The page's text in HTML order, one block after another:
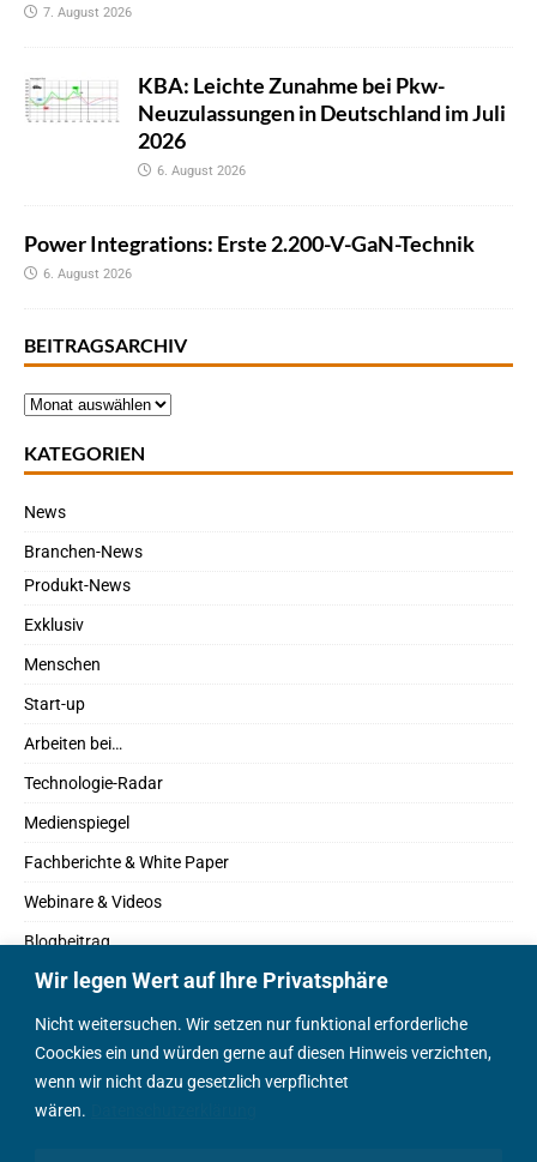
Wir legen Wert auf Ihre Privatsphäre
Nicht weitersuchen. Wir setzen nur funktional erforderliche
Coockies ein und würden gerne auf diesen Hinweis verzichten,
wenn wir nicht dazu gesetzlich verpflichtet
wären.
7. August 2026
KBA: Leichte Zunahme bei Pkw-
Neuzulassungen in Deutschland im Juli
2026
6. August 2026
Power Integrations: Erste 2.200-V-GaN-Technik
6. August 2026
BEITRAGSARCHIV
KATEGORIEN
News
Branchen-News
Produkt-News
Exklusiv
Menschen
Start-up
Arbeiten bei…
Technologie-Radar
Medienspiegel
Fachberichte & White Paper
Webinare & Videos
Blogbeitrag
Fachbücher
Marktreport
Podcasts
Positionspapier